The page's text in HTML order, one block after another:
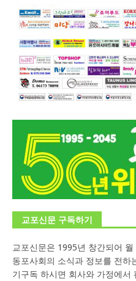
교포신문 구독하기
교포신문은 1995년 창간되어
동포사회의 소식과 정보를 전하
기구독 하시면 회사와 가정에서